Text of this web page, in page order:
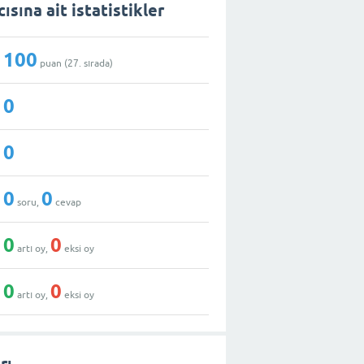
ait istatistikler
100 puan (27 . sırada)
0
0
0 soru,0 cevap
0 artı oy,0 eksi oy
0 artı oy,0 eksi oy